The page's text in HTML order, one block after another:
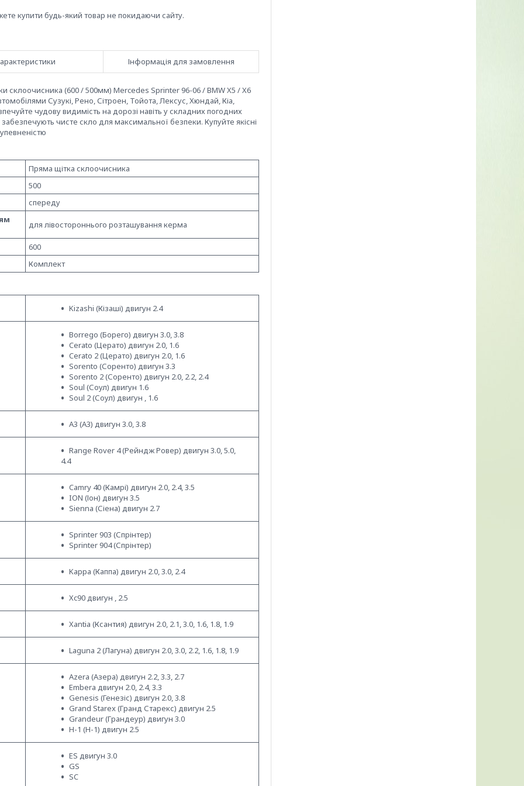
купити будь-який товар не покидаючи сайту.
Інформація для замовлення
склоочисника (600 / 500мм) Mercedes Sprinter 96-06 / BMW X5 / X6
Сузукі, Рено, Сітроен, Тойота, Лексус, Хюндай, Кіа,
чудову видимість на дорозі навіть у складних погодних
чисте скло для максимальної безпеки. Купуйте якісні
Пряма щітка склоочисника
500
спереду
для лівостороннього розташування керма
600
Комплект
Kizashi (Кізаші) двигун 2.4
Borrego (Борего) двигун 3.0, 3.8
Cerato (Церато) двигун 2.0, 1.6
Cerato 2 (Церато) двигун 2.0, 1.6
Sorento (Соренто) двигун 3.3
Sorento 2 (Соренто) двигун 2.0, 2.2, 2.4
Soul (Соул) двигун 1.6
Soul 2 (Соул) двигун , 1.6
A3 (А3) двигун 3.0, 3.8
Range Rover 4 (Рейндж Ровер) двигун 3.0, 5.0,
4.4
Camry 40 (Камрі) двигун 2.0, 2.4, 3.5
ION (Іон) двигун 3.5
Sienna (Сіена) двигун 2.7
Sprinter 903 (Спрінтер)
Sprinter 904 (Спрінтер)
Kappa (Каппа) двигун 2.0, 3.0, 2.4
Xc90 двигун , 2.5
Xantia (Ксантия) двигун 2.0, 2.1, 3.0, 1.6, 1.8, 1.9
Laguna 2 (Лагуна) двигун 2.0, 3.0, 2.2, 1.6, 1.8, 1.9
Azera (Азера) двигун 2.2, 3.3, 2.7
Embera двигун 2.0, 2.4, 3.3
Genesis (Генезіс) двигун 2.0, 3.8
Grand Starex (Гранд Старекс) двигун 2.5
Grandeur (Грандеур) двигун 3.0
H-1 (Н-1) двигун 2.5
ES двигун 3.0
GS
SC